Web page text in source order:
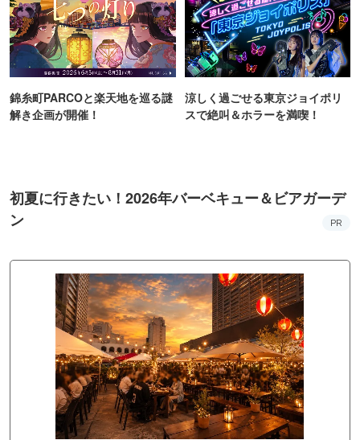
錦糸町PARCOと楽天地を巡る謎
解き企画が開催！
涼しく過ごせる東京ジョイポリ
スで絶叫＆ホラーを満喫！
初夏に行きたい！2026年バーベキュー＆ビアガーデ
ン
PR